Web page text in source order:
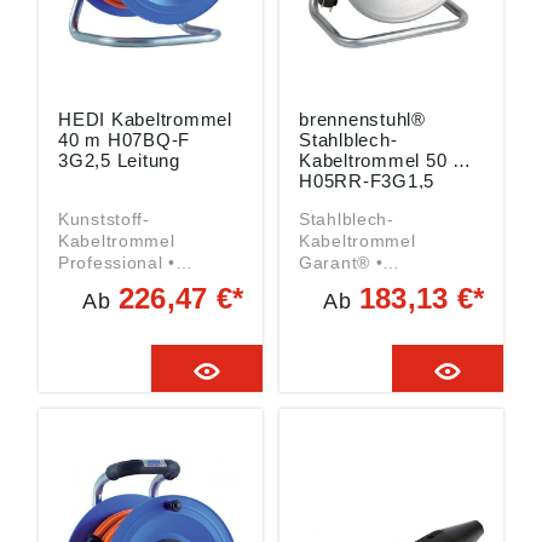
HEDI Kabeltrommel
40 m H07BQ-F
3G2,5 Leitung
Kunststoff-
Kabeltrommel
Professional •
Kunststofftrommel •
Stahlrohrrahmen mit
isoliertem Bügelgriff •
Stecker-Parkstation •
Rotationsstopp-
spritzwassergeschütz
te 3-fach-Steckdose
mit Überlastschutz •
Kabeltrommel-
Ab 226,47 €*
brennenstuhl®
Stahlblech-
Kabeltrommel 50 m
H05RR-F3G1,5
Stahlblech-
Kabeltrommel
Garant® •
Trommelkörper aus
verzinktem,
Stahlblech • Stabiles
Stahlrohrgestell •
Ergonomischer Griff,
Ab 183,13 €*